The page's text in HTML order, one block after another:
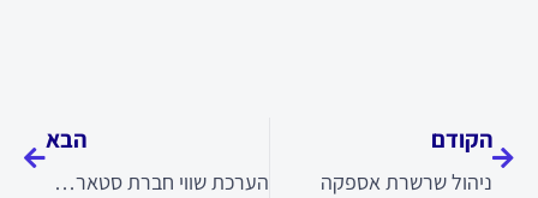
הקודם
ניהול שרשרת אספקה
הבא
הערכת שווי חברת סטארט אפ